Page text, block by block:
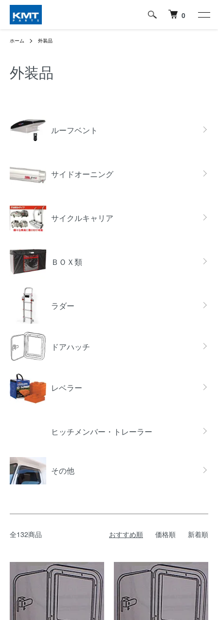
0
ホーム 外装品
外装品
ルーフベント
サイドオーニング
サイクルキャリア
ＢＯＸ類
ラダー
ドアハッチ
レベラー
ヒッチメンバー・トレーラー
その他
全132商品 おすすめ順 価格順 新着順